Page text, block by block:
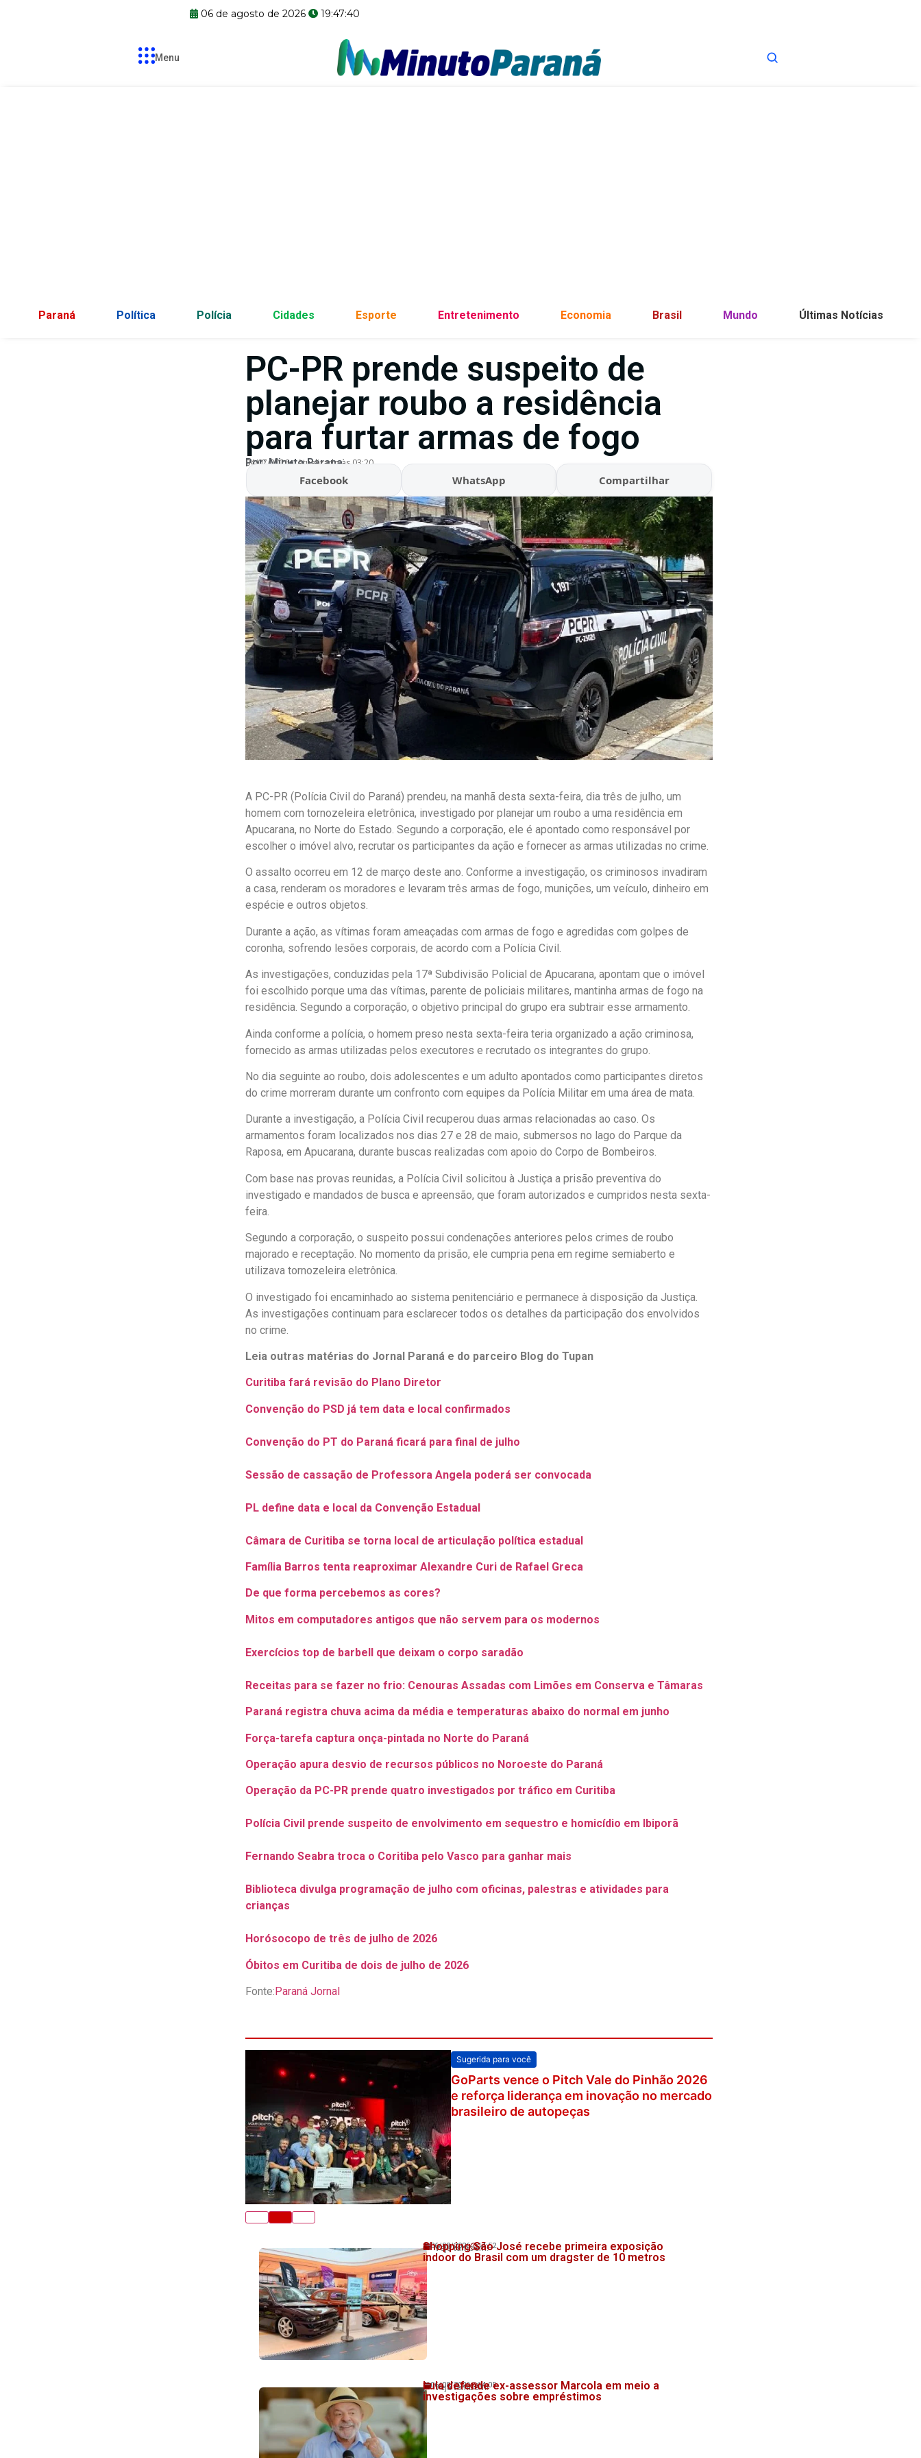
06 de agosto de 2026 19:47:41
Menu
Paraná Política Polícia Cidades Esporte Entretenimento Economia Brasil Mundo Últimas Notícias
PC-PR prende suspeito de
planejar roubo a residência
para furtar armas de fogo
Por:Minuto Parana
04/07/2026 Atualizado às 03:20
Facebook WhatsApp Compartilhar
A PC-PR (Polícia Civil do Paraná) prendeu, na manhã desta sexta-feira, dia três de julho, um
homem com tornozeleira eletrônica, investigado por planejar um roubo a uma residência em
Apucarana, no Norte do Estado. Segundo a corporação, ele é apontado como responsável por
escolher o imóvel alvo, recrutar os participantes da ação e fornecer as armas utilizadas no crime.
O assalto ocorreu em 12 de março deste ano. Conforme a investigação, os criminosos invadiram
a casa, renderam os moradores e levaram três armas de fogo, munições, um veículo, dinheiro em
espécie e outros objetos.
Durante a ação, as vítimas foram ameaçadas com armas de fogo e agredidas com golpes de
coronha, sofrendo lesões corporais, de acordo com a Polícia Civil.
As investigações, conduzidas pela 17ª Subdivisão Policial de Apucarana, apontam que o imóvel
foi escolhido porque uma das vítimas, parente de policiais militares, mantinha armas de fogo na
residência. Segundo a corporação, o objetivo principal do grupo era subtrair esse armamento.
Ainda conforme a polícia, o homem preso nesta sexta-feira teria organizado a ação criminosa,
fornecido as armas utilizadas pelos executores e recrutado os integrantes do grupo.
No dia seguinte ao roubo, dois adolescentes e um adulto apontados como participantes diretos
do crime morreram durante um confronto com equipes da Polícia Militar em uma área de mata.
Durante a investigação, a Polícia Civil recuperou duas armas relacionadas ao caso. Os
armamentos foram localizados nos dias 27 e 28 de maio, submersos no lago do Parque da
Raposa, em Apucarana, durante buscas realizadas com apoio do Corpo de Bombeiros.
Com base nas provas reunidas, a Polícia Civil solicitou à Justiça a prisão preventiva do
investigado e mandados de busca e apreensão, que foram autorizados e cumpridos nesta sexta-
feira.
Segundo a corporação, o suspeito possui condenações anteriores pelos crimes de roubo
majorado e receptação. No momento da prisão, ele cumpria pena em regime semiaberto e
utilizava tornozeleira eletrônica.
O investigado foi encaminhado ao sistema penitenciário e permanece à disposição da Justiça.
As investigações continuam para esclarecer todos os detalhes da participação dos envolvidos
no crime.
Leia outras matérias do Jornal Paraná e do parceiro Blog do Tupan
Curitiba fará revisão do Plano Diretor
Convenção do PSD já tem data e local confirmados
Convenção do PT do Paraná ficará para final de julho
Sessão de cassação de Professora Angela poderá ser convocada
PL define data e local da Convenção Estadual
Câmara de Curitiba se torna local de articulação política estadual
Família Barros tenta reaproximar Alexandre Curi de Rafael Greca
De que forma percebemos as cores?
Mitos em computadores antigos que não servem para os modernos
Exercícios top de barbell que deixam o corpo saradão
Receitas para se fazer no frio: Cenouras Assadas com Limões em Conserva e Tâmaras
Paraná registra chuva acima da média e temperaturas abaixo do normal em junho
Força-tarefa captura onça-pintada no Norte do Paraná
Operação apura desvio de recursos públicos no Noroeste do Paraná
Operação da PC-PR prende quatro investigados por tráfico em Curitiba
Polícia Civil prende suspeito de envolvimento em sequestro e homicídio em Ibiporã
Fernando Seabra troca o Coritiba pelo Vasco para ganhar mais
Biblioteca divulga programação de julho com oficinas, palestras e atividades para
crianças
Horósocopo de três de julho de 2026
Óbitos em Curitiba de dois de julho de 2026
Fonte: Paraná Jornal
Sugerida para você
GoParts vence o Pitch Vale do Pinhão 2026
e reforça liderança em inovação no mercado
brasileiro de autopeças
Veja também!
06/08/2026 14:52
Shopping São José recebe primeira exposição
indoor do Brasil com um dragster de 10 metros
Veja também!
06/08/2026 14:05
Lula defende ex-assessor Marcola em meio a
investigações sobre empréstimos